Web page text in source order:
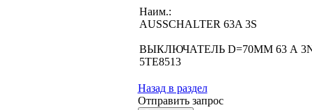
Наим.:
AUSSCHALTER 63A 3S
ВЫКЛЮЧАТЕЛЬ D=70ММ 63 А
5TE8513
Назад в раздел
Отправить запрос